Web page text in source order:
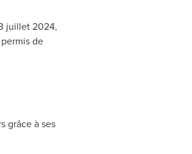
juillet 2024,
de
grâce à ses